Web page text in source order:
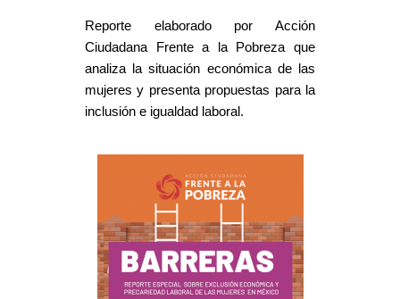
Reporte elaborado por Acción
Ciudadana Frente a la Pobreza que
analiza la situación económica de las
mujeres y presenta propuestas para la
inclusión e igualdad laboral.